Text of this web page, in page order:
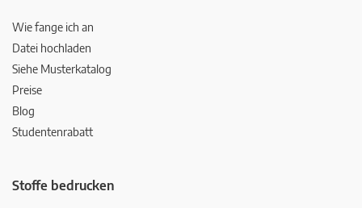
Wie fange ich an
Datei hochladen
Siehe Musterkatalog
Preise
Blog
Studentenrabatt
Stoffe bedrucken